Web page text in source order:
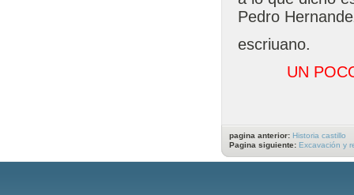
Pedro
escriuano.
UN
pagina anterior: Historia castillo
Pagina siguiente: Excavación y